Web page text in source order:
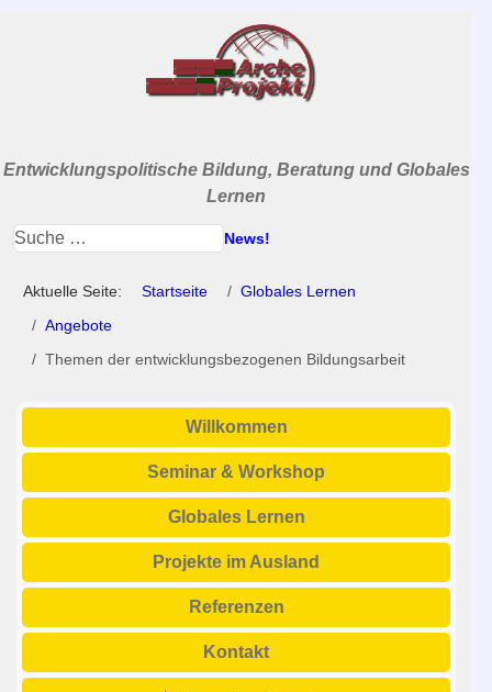
Entwicklungspolitische Bildung, Beratung und Globales
Lernen
News!
Aktuelle Seite: Startseite
Globales Lernen
Angebote
Themen der entwicklungsbezogenen Bildungsarbeit
Willkommen
Seminar & Workshop
Globales Lernen
Projekte im Ausland
Referenzen
Kontakt